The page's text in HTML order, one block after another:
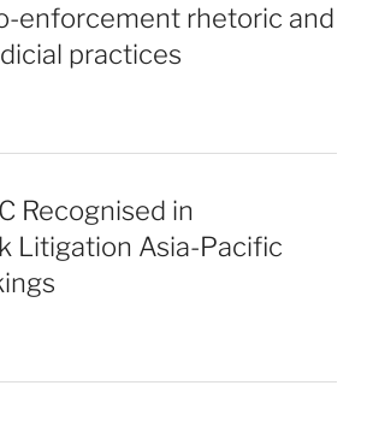
enforcement rhetoric and
practices
Recognised in
Litigation Asia-Pacific